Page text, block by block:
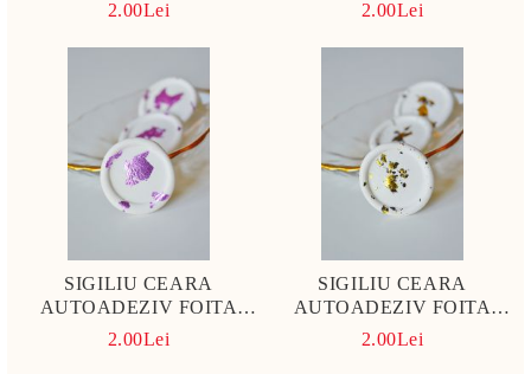
2.00Lei 2.00Lei
SIGILIU CEARA
AUTOADEZIV FOITA
VIOLET
2.00Lei
SIGILIU CEARA
AUTOADEZIV FOITA
AURIE SI NEAGRA
2.00Lei